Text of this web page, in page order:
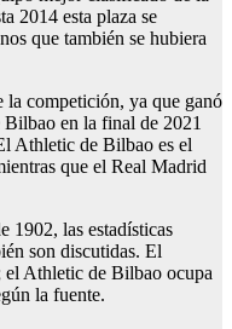
2014 esta plaza se
que también se hubiera
la competición, ya que ganó
en la final de 2021
Athletic de Bilbao es el
que el Real Madrid
1902, las estadísticas
son discutidas. El
el Athletic de Bilbao ocupa
la fuente.